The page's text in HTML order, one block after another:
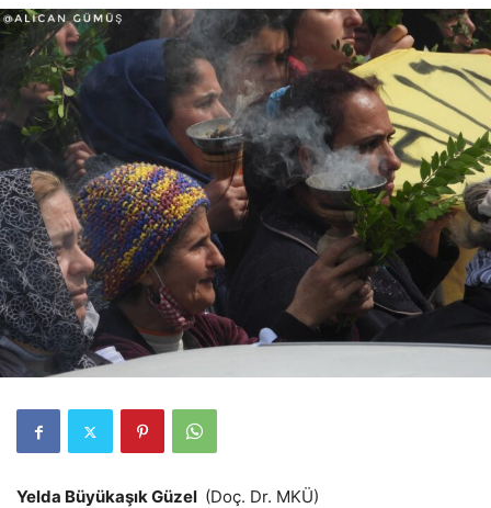
Yelda Büyükaşık Güzel (Doç. Dr. MKÜ)